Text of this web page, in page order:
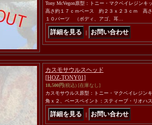
Tony McVegon原型：トニー・マクベイレジン
高さ約１７ｃｍベース 約２３ｘ２３ｃｍ 高
１０パーツ （ボディ、アゴ、耳…
｜
カスモサウルスヘッド
[HOZ-TONY01]
18,500円(税込) [在庫なし]
カスモサウルス原型：トニー・マクベイレジ
角ｘ２、ベースペイント：スティーブ・リオハス
｜